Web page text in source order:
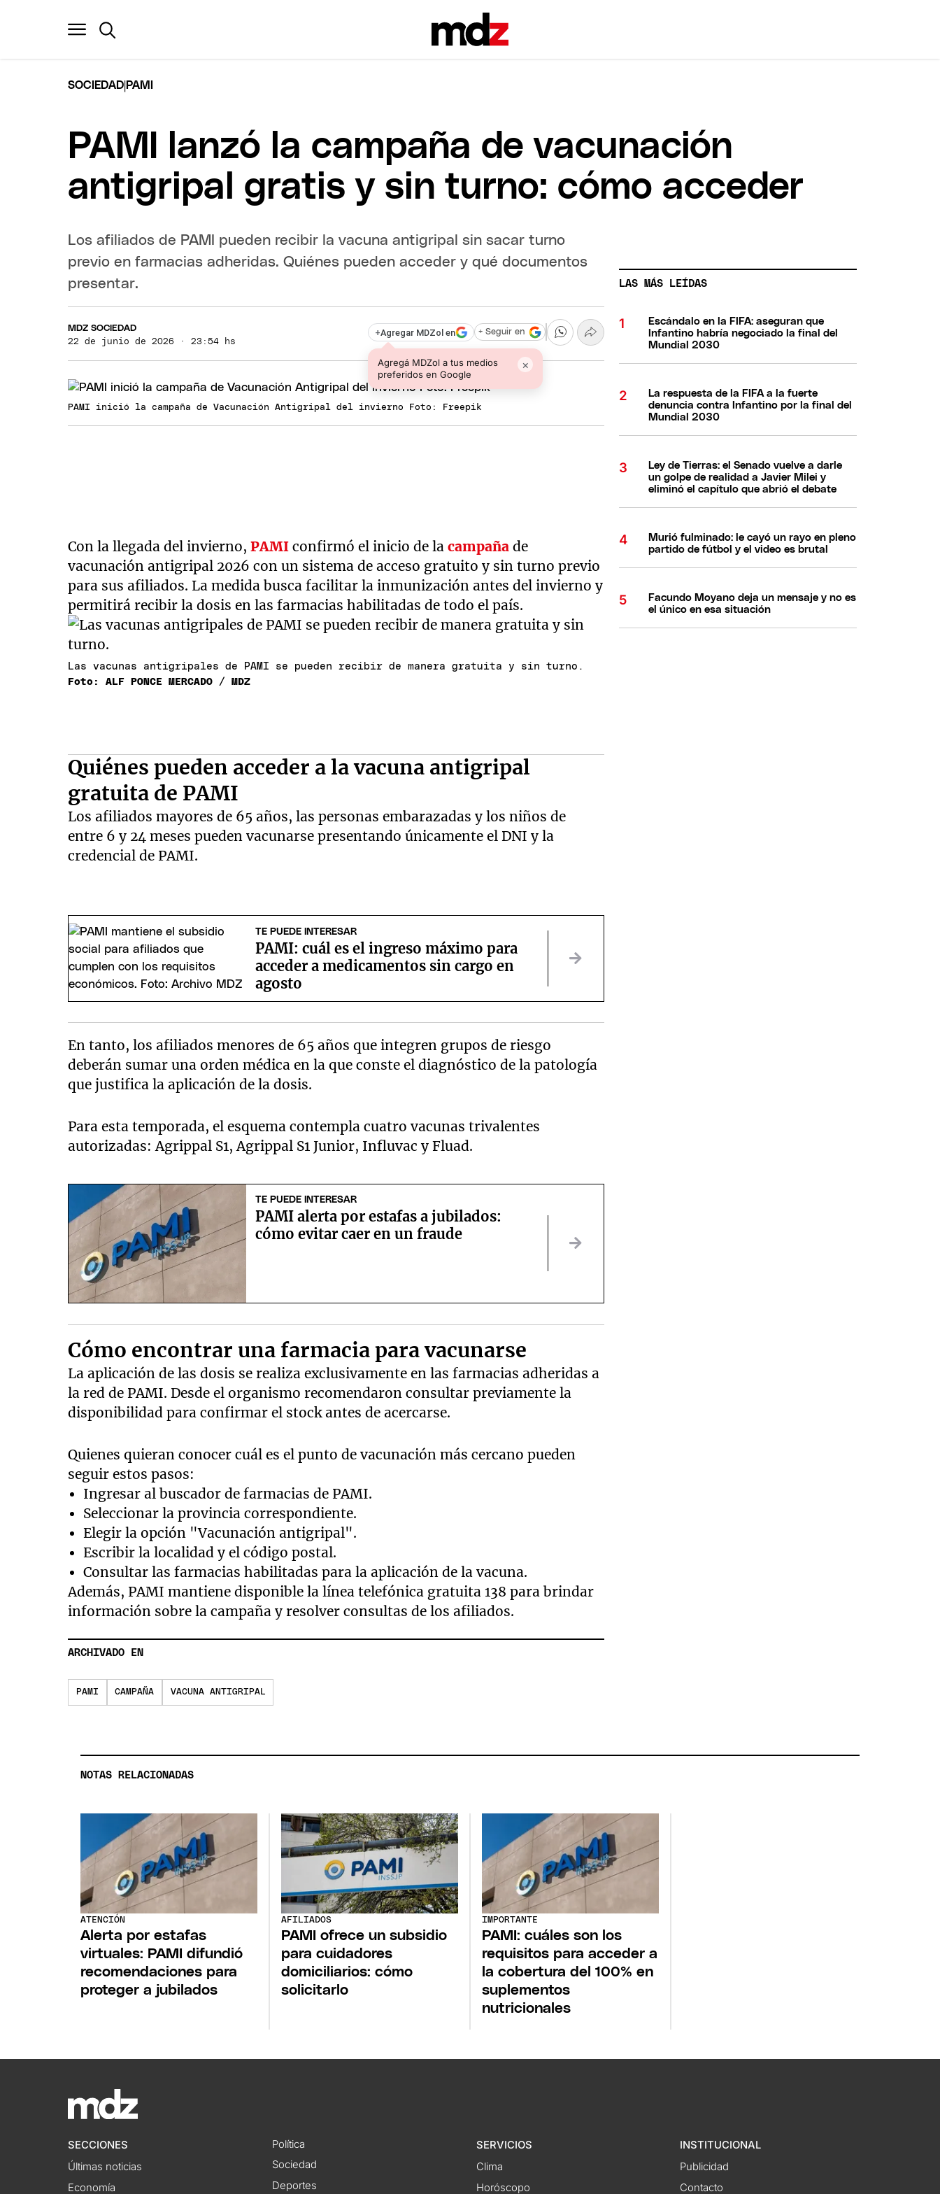
SOCIEDAD PAMI
PAMI lanzó la campaña de vacunación
antigripal gratis y sin turno: cómo acceder
Los afiliados de PAMI pueden recibir la vacuna antigripal sin sacar turno
previo en farmacias adheridas. Quiénes pueden acceder y qué documentos
presentar.
MDZ SOCIEDAD
22 de junio de 2026 · 23:54 hs
+Agregar MDZol en
Agregá MDZol a tus medios
preferidos en Google
×
+ Seguir en
PAMI inició la campaña de Vacunación Antigripal del invierno Foto: Freepik
Con la llegada del invierno, PAMI confirmó el inicio de lacampaña de
vacunación antigripal 2026 con un sistema de acceso gratuito y sin turno previo
para sus afiliados. La medida busca facilitar la inmunización antes del invierno y
permitirá recibir la dosis en las farmacias habilitadas de todo el país.
Las vacunas antigripales de PAMI se pueden recibir de manera gratuita y sin turno.
Foto: ALF PONCE MERCADO / MDZ
Quiénes pueden acceder a la vacuna antigripal
gratuita de PAMI
Los afiliados mayores de 65 años, las personas embarazadas y los niños de
entre 6 y 24 meses pueden vacunarse presentando únicamente el DNI y la
credencial de PAMI.
TE PUEDE INTERESAR
PAMI: cuál es el ingreso máximo para
acceder a medicamentos sin cargo en
agosto
En tanto, los afiliados menores de 65 años que integren grupos de riesgo
deberán sumar una orden médica en la que conste el diagnóstico de la patología
que justifica la aplicación de la dosis.
Para esta temporada, el esquema contempla cuatro vacunas trivalentes
autorizadas: Agrippal S1, Agrippal S1 Junior, Influvac y Fluad.
TE PUEDE INTERESAR
PAMI alerta por estafas a jubilados:
cómo evitar caer en un fraude
Cómo encontrar una farmacia para vacunarse
La aplicación de las dosis se realiza exclusivamente en las farmacias adheridas a
la red de PAMI. Desde el organismo recomendaron consultar previamente la
disponibilidad para confirmar el stock antes de acercarse.
Quienes quieran conocer cuál es el punto de vacunación más cercano pueden
seguir estos pasos:
Ingresar al buscador de farmacias de PAMI.
Seleccionar la provincia correspondiente.
Elegir la opción "Vacunación antigripal".
Escribir la localidad y el código postal.
Consultar las farmacias habilitadas para la aplicación de la vacuna.
Además, PAMI mantiene disponible la línea telefónica gratuita 138 para brindar
información sobre la campaña y resolver consultas de los afiliados.
ARCHIVADO EN
PAMI CAMPAÑA VACUNA ANTIGRIPAL
LAS MÁS LEÍDAS
Escándalo en la FIFA: aseguran que
Infantino habría negociado la final del
Mundial 2030
La respuesta de la FIFA a la fuerte
denuncia contra Infantino por la final del
Mundial 2030
Ley de Tierras: el Senado vuelve a darle
un golpe de realidad a Javier Milei y
eliminó el capítulo que abrió el debate
Murió fulminado: le cayó un rayo en pleno
partido de fútbol y el video es brutal
Facundo Moyano deja un mensaje y no es
el único en esa situación
NOTAS RELACIONADAS
ATENCIÓN
Alerta por estafas
virtuales: PAMI difundió
recomendaciones para
proteger a jubilados
AFILIADOS
PAMI ofrece un subsidio
para cuidadores
domiciliarios: cómo
solicitarlo
IMPORTANTE
PAMI: cuáles son los
requisitos para acceder a
la cobertura del 100% en
suplementos
nutricionales
SECCIONES
Últimas noticias
Economía
Política
Sociedad
Deportes
SERVICIOS
Clima
Horóscopo
INSTITUCIONAL
Publicidad
Contacto